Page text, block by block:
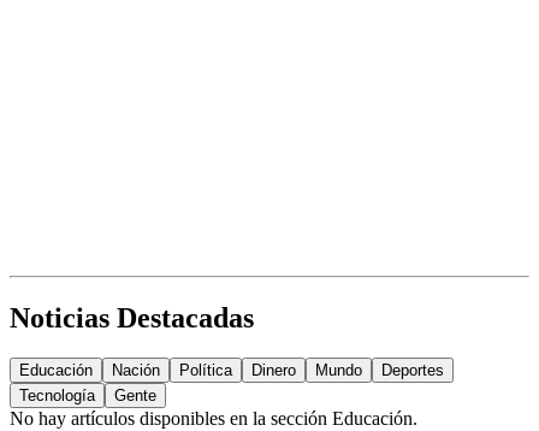
Noticias Destacadas
Educación Nación Política Dinero Mundo
Deportes
Tecnología
Gente
No hay artículos disponibles en la sección Educación.